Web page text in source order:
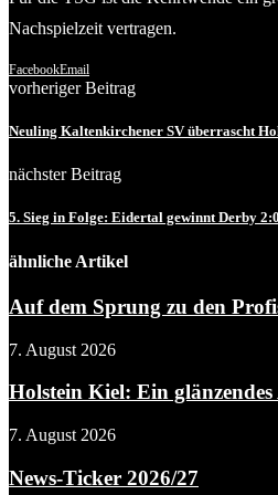
Nachspielzeit vertragen.
FacebookEmail
vorheriger Beitrag
Neuling Kaltenkirchener SV überrascht
nächster Beitrag
5. Sieg in Folge: Eidertal gewinnt Derby
ähnliche Artikel
Auf dem Sprung zu den
7. August 2026
Holstein Kiel: Ein
7. August 2026
News-Ticker 2026/27